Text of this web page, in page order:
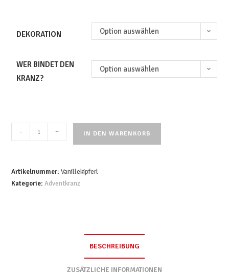
DEKORATION Option auswählen
WER BINDET DEN
KRANZ?
Option auswählen
- + IN DEN WARENKORB
Artikelnummer:Vanillekipferl
Kategorie:Adventkranz
BESCHREIBUNG
ZUSÄTZLICHE INFORMATIONEN